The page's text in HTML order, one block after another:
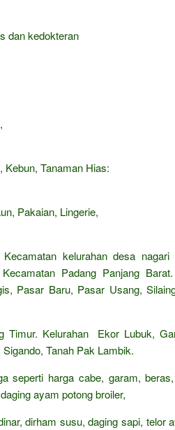
dan kedokteran
Kebun, Tanaman Hias:
Pakaian, Lingerie,
kelurahan desa
Padang Panjang
Pasar Baru, Pasar Usang,
Timur. Kelurahan Ekor Lubuk,
Tanah Pak Lambik.
seperti harga cabe, garam,
ayam potong broiler,
dirham susu, daging sapi, telor